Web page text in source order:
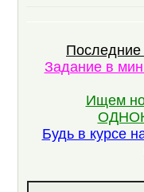
Последние
Задание в
Ищем
Будь в курсе